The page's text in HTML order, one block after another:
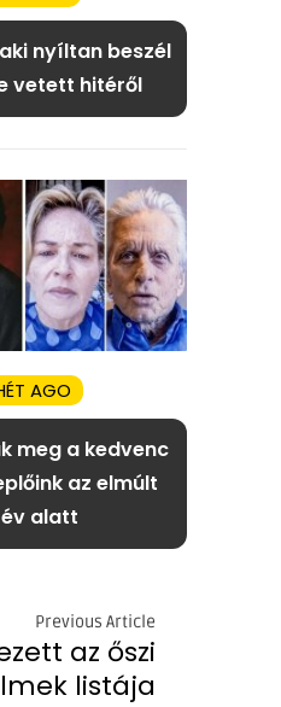
nyíltan beszél
vetett hitéről
AGO
meg a kedvenc
az elmúlt
alatt
Previous Article
az őszi
listája